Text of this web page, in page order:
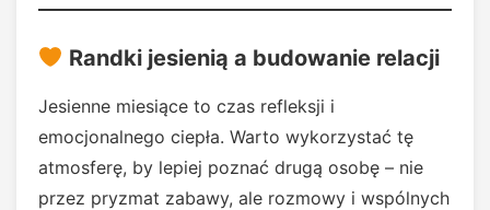
Randki jesienią a budowanie relacji
Jesienne miesiące to czas refleksji i
emocjonalnego ciepła. Warto wykorzystać tę
atmosferę, by lepiej poznać drugą osobę – nie
przez pryzmat zabawy, ale rozmowy i wspólnych